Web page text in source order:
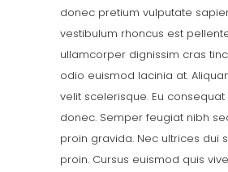
donec pretium vulputate
vestibulum rhoncus est
ullamcorper dignissim cras
odio euismod lacinia at.
velit scelerisque. Eu
donec. Semper feugiat nibh
proin gravida. Nec ultrices dui
proin. Cursus euismod quis